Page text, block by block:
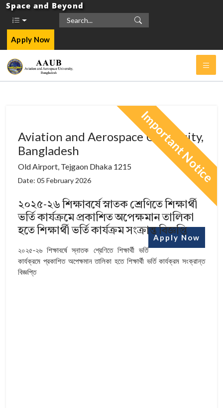
Space and Beyond
Apply Now
Important Notice
Aviation and Aerospace University,
Bangladesh
Old Airport, Tejgaon Dhaka 1215
Date: 05 February 2026
২০২৫-২৬ শিক্ষাবর্ষে স্নাতক শ্রেণিতে শিক্ষার্থী
ভর্তি কার্যক্রমে প্রকাশিত অপেক্ষমান তালিকা
হতে শিক্ষার্থী ভর্তি কার্যক্রম সংক্রান্ত বিজ্ঞপ্তি
Apply Now
২০২৫-২৬ শিক্ষাবর্ষে স্নাতক শ্রেণিতে শিক্ষার্থী ভর্তি
কার্যক্রমে প্রকাশিত অপেক্ষমান তালিকা হতে শিক্ষার্থী ভর্তি কার্যক্রম সংক্রান্ত
বিজ্ঞপ্তি